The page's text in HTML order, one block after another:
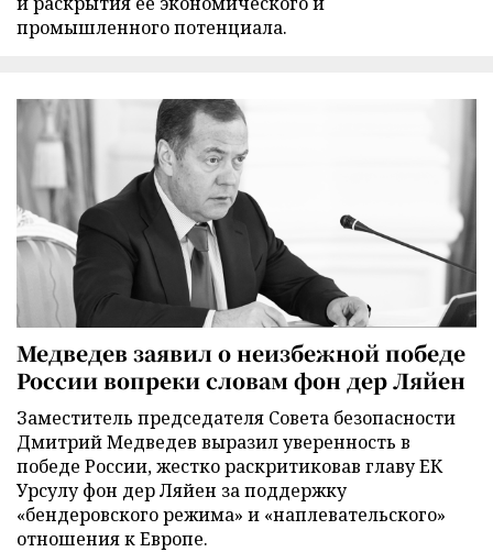
промышленного потенциала.
Медведев заявил о неизбежной победе
России вопреки словам фон дер Ляйен
Заместитель председателя Совета безопасности
Дмитрий Медведев выразил уверенность в
победе России, жестко раскритиковав главу ЕК
Урсулу фон дер Ляйен за поддержку
«бендеровского режима» и «наплевательского»
отношения к Европе.